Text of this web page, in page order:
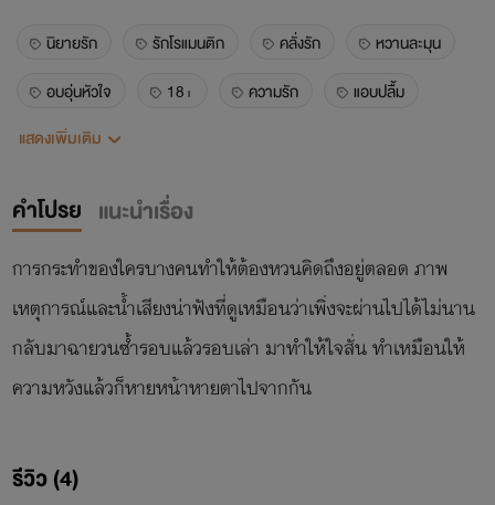
นิยายรัก รักโรแมนติก คลั่งรัก
หวานละมุน
อบอุ่นหัวใจ
18+ ความรัก
แอบปลื้ม
หนุ่มในฝัน
แสดงเพิ่มเติม
คำโปรย แนะนำเรื่อง
การกระทำของใครบางคนทำให้ต้องหวนคิดถึงอยู่ตลอด ภาพ
เหตุการณ์และน้ำเสียงน่าฟังที่ดูเหมือนว่าเพิ่งจะผ่านไปได้ไม่นาน
กลับมาฉายวนซ้ำรอบแล้วรอบเล่า มาทำให้ใจสั่น ทำเหมือนให้
ความหวังแล้วก็หายหน้าหายตาไปจากกัน
รีวิว (4)